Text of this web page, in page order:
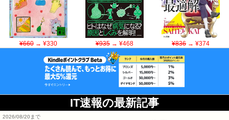
¥660→ ¥330 ¥935→ ¥468 ¥836→ ¥374
IT速報の最新記事
2026/08/20まで